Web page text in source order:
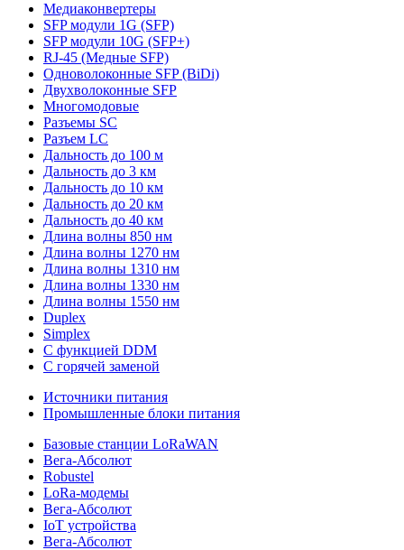
Медиаконвертеры
SFP модули 1G (SFP)
SFP модули 10G (SFP+)
RJ-45 (Медные SFP)
Одноволоконные SFP (BiDi)
Двухволоконные SFP
Многомодовые
Разъемы SC
Разъем LC
Дальность до 100 м
Дальность до 3 км
Дальность до 10 км
Дальность до 20 км
Дальность до 40 км
Длина волны 850 нм
Длина волны 1270 нм
Длина волны 1310 нм
Длина волны 1330 нм
Длина волны 1550 нм
Duplex
Simplex
С функцией DDM
С горячей заменой
Источники питания
Промышленные блоки питания
Базовые станции LoRaWAN
Вега-Абсолют
Robustel
LoRa-модемы
Вега-Абсолют
IoT устройства
Вега-Абсолют